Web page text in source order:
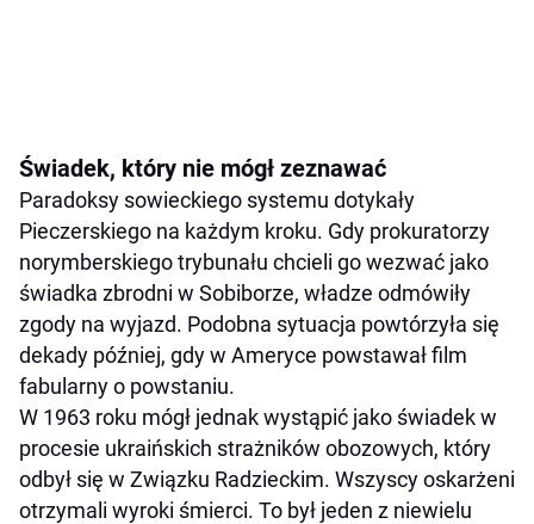
Świadek, który nie mógł zeznawać
Paradoksy sowieckiego systemu dotykały
Pieczerskiego na każdym kroku. Gdy prokuratorzy
norymberskiego trybunału chcieli go wezwać jako
świadka zbrodni w Sobiborze, władze odmówiły
zgody na wyjazd. Podobna sytuacja powtórzyła się
dekady później, gdy w Ameryce powstawał film
fabularny o powstaniu.
W 1963 roku mógł jednak wystąpić jako świadek w
procesie ukraińskich strażników obozowych, który
odbył się w Związku Radzieckim. Wszyscy oskarżeni
otrzymali wyroki śmierci. To był jeden z niewielu